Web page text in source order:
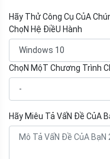
Hãy Thử Công Cụ CủA
ChọN Hệ ĐiềU Hành
ChọN MộT Chương Trình
Hãy Miêu Tả VấN Đề CủA